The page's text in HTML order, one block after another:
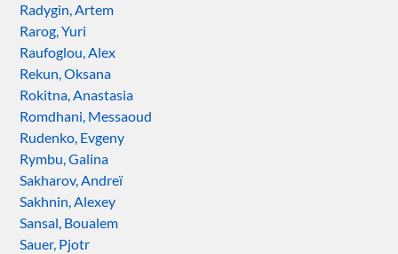
Radygin, Artem
Rarog, Yuri
Raufoglou, Alex
Rekun, Oksana
Rokitna, Anastasia
Romdhani, Messaoud
Rudenko, Evgeny
Rymbu, Galina
Sakharov, Andreï
Sakhnin, Alexey
Sansal, Boualem
Sauer, Pjotr